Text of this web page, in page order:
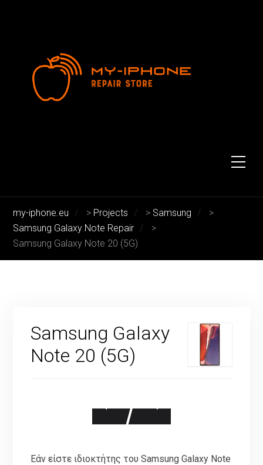
my-iphone.eu > Projects > Samsung
>
Samsung Galaxy Note Repair
>
Samsung Galaxy Note 20 (5G)
Samsung Galaxy
Note 20 (5G)
Εάν είστε ιδιοκτήτης του Samsung Galaxy Note